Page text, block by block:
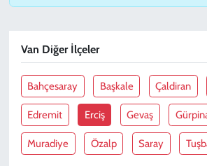
Van Diğer İlçeler
Bahçesaray Başkale Çaldiran
Edremit Erciş Gevaş
Muradiye Özalp Saray